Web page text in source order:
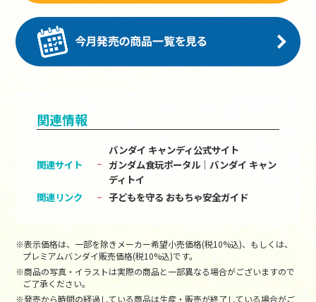
関連情報
関連サイト
バンダイ キャンディ公式サイト
ガンダム食玩ポータル│バンダイ キャン
ディトイ
関連リンク
子どもを守る おもちゃ安全ガイド
※表示価格は、一部を除きメーカー希望小売価格(税10%込)、もしくは、
プレミアムバンダイ販売価格(税10%込)です。
※商品の写真・イラストは実際の商品と一部異なる場合がございますので
ご了承ください。
※発売から時間の経過している商品は生産・販売が終了している場合がご